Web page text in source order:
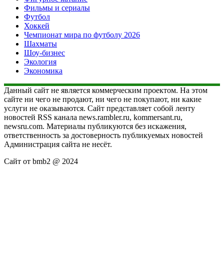
Фильмы и сериалы
Футбол
Хоккей
Чемпионат мира по футболу 2026
Шахматы
Шоу-бизнес
Экология
Экономика
Данный сайт не является коммерческим проектом. На этом
сайте ни чего не продают, ни чего не покупают, ни какие
услуги не оказываются. Сайт представляет собой ленту
новостей RSS канала news.rambler.ru, kommersant.ru,
newsru.com. Материалы публикуются без искажения,
ответственность за достоверность публикуемых новостей
Администрация сайта не несёт.
Сайт от bmb2 @ 2024